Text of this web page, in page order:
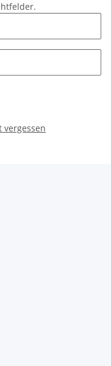
vergessen